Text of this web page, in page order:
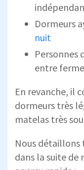
Dormeurs
nuit
Personnes
entre
En revanche, il
dormeurs très
matelas très
Nous
dans la suite de